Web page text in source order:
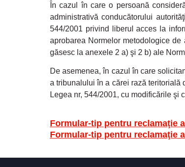
În cazul în care o persoană
administrativă conducătorului
544/2001 privind liberul acces la
aprobarea Normelor metodologice
găsesc la anexele 2 a) şi 2 b) ale
De asemenea, în cazul în care
a tribunalului în a cărei rază teritorială
Legea nr, 544/2001, cu modificările şi
Formular-tip pentru reclamaţie
Formular-tip pentru reclamaţie